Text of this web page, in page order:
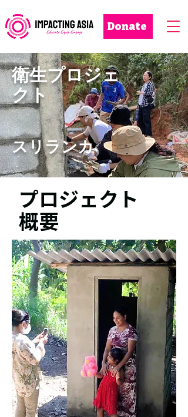
Donate
衛生プロジェ
クト
スリランカ
プロジェクト
概要